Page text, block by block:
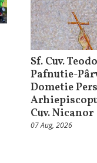
Sf. Cuv.
Pafnutie-
Dometie
Cuv. Nicanor
07 Aug, 2026